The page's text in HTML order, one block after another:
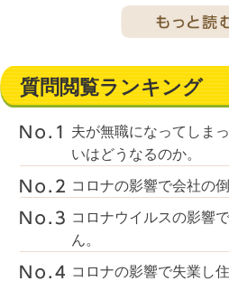
質問閲覧ランキング
夫が無職になってしま
いはどうなるのか。
コロナの影響で会社の
コロナウイルスの影響
ん。
コロナの影響で失業し